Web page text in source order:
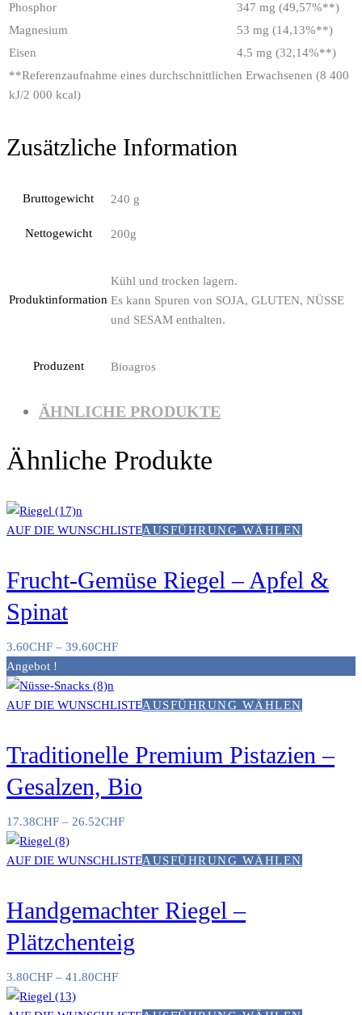
Phosphor
347 mg (49,57%**)
Magnesium
53 mg (14,13%**)
Eisen
4.5 mg (32,14%**)
**Referenzaufnahme eines durchschnittlichen Erwachsenen (8 400
kJ/2 000 kcal)
Zusätzliche Information
Bruttogewicht 240 g
Nettogewicht 200g
Produktinformation
Kühl und trocken lagern.
Es kann Spuren von SOJA, GLUTEN, NÜSSE
und SESAM enthalten.
Produzent Bioagros
ÄHNLICHE PRODUKTE
Ähnliche Produkte
AUF DIE WUNSCHLISTEAUSFÜHRUNG WÄHLEN
Frucht-Gemüse Riegel – Apfel &
Spinat
3.60CHF – 39.60CHF
Angebot !
AUF DIE WUNSCHLISTEAUSFÜHRUNG WÄHLEN
Traditionelle Premium Pistazien –
Gesalzen, Bio
17.38CHF – 26.52CHF
AUF DIE WUNSCHLISTEAUSFÜHRUNG WÄHLEN
Handgemachter Riegel –
Plätzchenteig
3.80CHF – 41.80CHF